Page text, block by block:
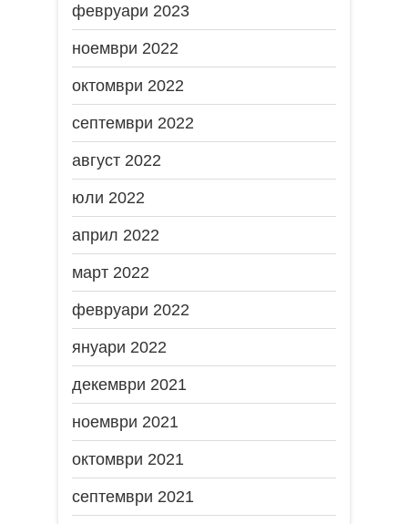
февруари 2023
ноември 2022
октомври 2022
септември 2022
август 2022
юли 2022
април 2022
март 2022
февруари 2022
януари 2022
декември 2021
ноември 2021
октомври 2021
септември 2021